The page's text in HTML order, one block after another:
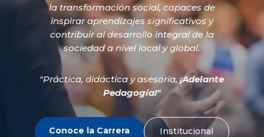
la transformación social, capaces de
inspirar aprendizajes significativos y
contribuir al desarrollo integral de la
sociedad a nivel local y global.
"Práctica, didáctica y asesoría,¡Adelante
Pedagogía!"
Conoce la Carrera Institucional